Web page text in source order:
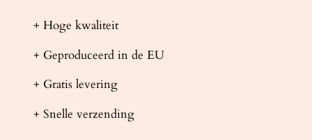
+ Hoge kwaliteit
+ Geproduceerd in de EU
+ Gratis levering
+ Snelle verzending